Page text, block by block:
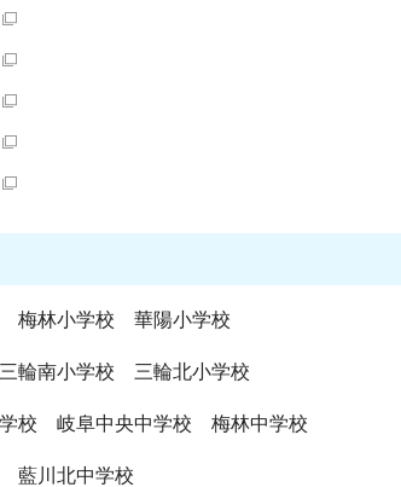
梅林小学校 華陽小学校
輪南小学校 三輪北小学校
校 岐阜中央中学校 梅林中学校
川北中学校